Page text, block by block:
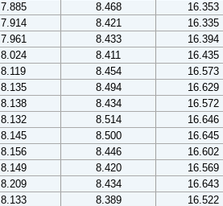
7.885 8.468
16.353
7.914 8.421
16.335
7.961 8.433
16.394
8.024 8.411
16.435
8.119 8.454
16.573
8.135 8.494
16.629
8.138 8.434
16.572
8.132 8.514
16.646
8.145 8.500
16.645
8.156 8.446
16.602
8.149 8.420
16.569
8.209 8.434
16.643
8.133 8.389
16.522